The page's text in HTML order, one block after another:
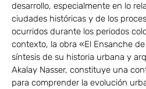
desarrollo, especialmente en lo
ciudades históricas y de los
ocurridos durante los periodos
contexto, la obra «El Ensanche
síntesis de su historia urbana y
Akalay Nasser, constituye una
para comprender la evolución